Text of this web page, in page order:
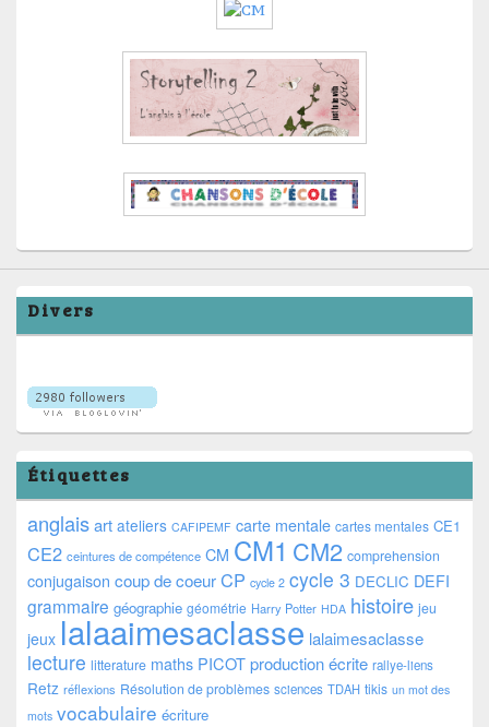
Divers
Étiquettes
anglaisart ateliers CAFIPEMF carte mentale cartes mentales CE1
CE2 ceintures de compétence CM CM1 CM2 comprehension
conjugaison coup de coeurCP cycle 2 cycle 3 DECLIC DEFI
grammaire géographie géométrie Harry Potter HDA histoire jeu
jeux lalaaimesaclasse lalaimesaclasse
lecture litterature maths PICOTproduction écrite rallye-liens
Retz réflexions Résolution de problèmes sciences TDAH tikis un mot des
mots vocabulaire écriture